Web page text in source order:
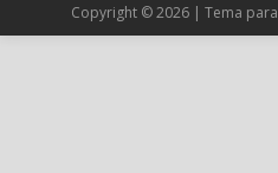
Cargar
Copyright © 2026 | Tema